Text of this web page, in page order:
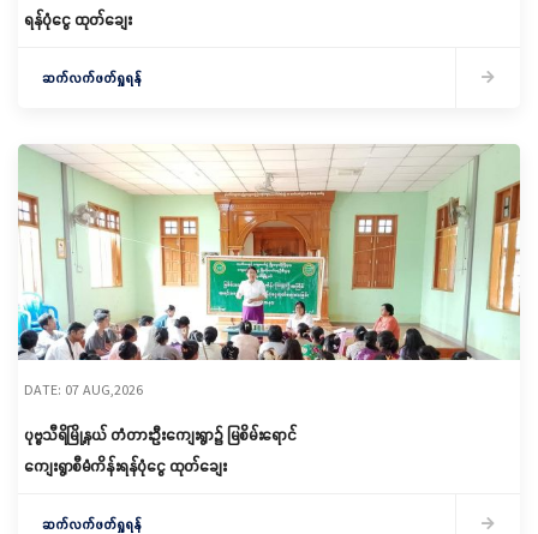
ရန်ပုံငွေ ထုတ်ချေး
ဆက်လက်ဖတ်ရှုရန်
DATE: 07 AUG,2026
ပုဗ္ဗသီရိမြို့နယ် တံတားဦးကျေးရွာ၌ မြစိမ်းရောင်
ကျေးရွာစီမံကိန်းရန်ပုံငွေ ထုတ်ချေး
ဆက်လက်ဖတ်ရှုရန်